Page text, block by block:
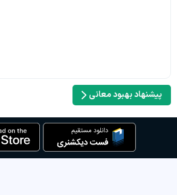
پیشنهاد بهبود معانی